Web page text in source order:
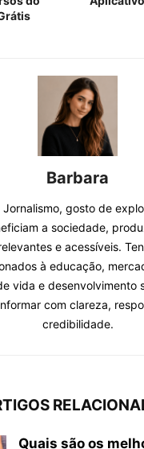
Barbara
Jornalismo, gosto de
a sociedade,
e acessíveis.
à educação,
vida e desenvolvimento
com clareza,
credibilidade.
Quais são os